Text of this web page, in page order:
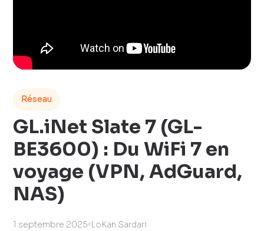
Réseau
GL.iNet Slate 7 (GL-
BE3600) : Du WiFi 7 en
voyage (VPN, AdGuard,
NAS)
1 septembre 2025 LoKan Sardari